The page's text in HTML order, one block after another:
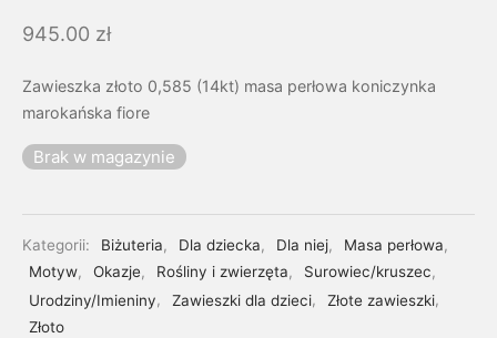
945.00 zł
Zawieszka złoto 0,585 (14kt) masa perłowa koniczynka
marokańska fiore
Brak w magazynie
Kategorii: Biżuteria, Dla dziecka, Dla niej, Masa perłowa,
Motyw, Okazje, Rośliny i zwierzęta, Surowiec/kruszec,
Urodziny/Imieniny, Zawieszki dla dzieci, Złote zawieszki,
Złoto